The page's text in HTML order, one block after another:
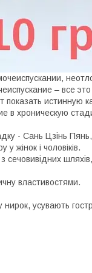
– все
истинную
в хроническую
- Сань Цзінь
жінок і чоловіків.
властивостями.
усувають